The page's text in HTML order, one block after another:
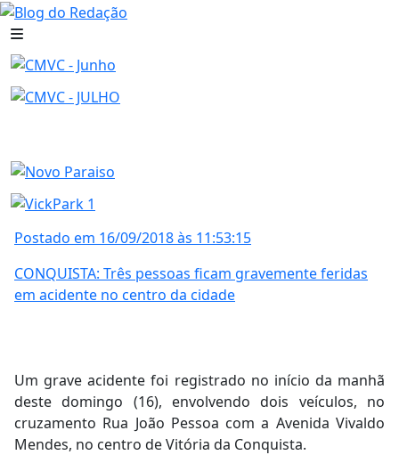
Postado em 16/09/2018 às 11:53:15
CONQUISTA: Três pessoas ficam gravemente feridas
em acidente no centro da cidade
Um grave acidente foi registrado no início da manhã
deste domingo (16), envolvendo dois veículos, no
cruzamento Rua João Pessoa com a Avenida Vivaldo
Mendes, no centro de Vitória da Conquista.